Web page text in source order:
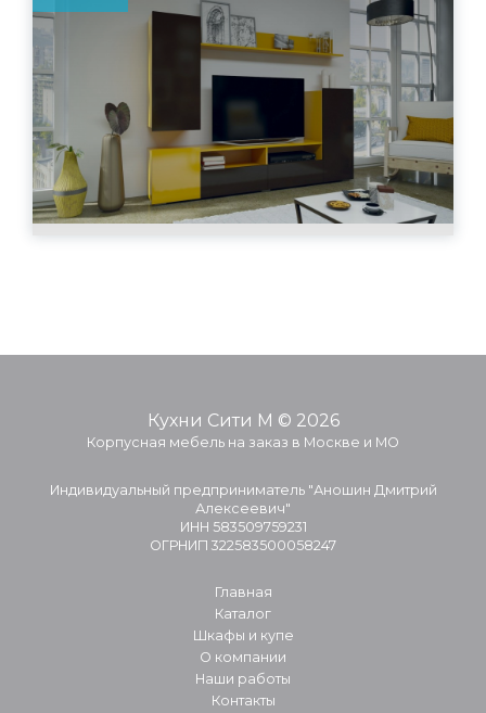
Кухни Сити М © 2026
Корпусная мебель на заказ в Москве и МО
Индивидуальный предприниматель "Аношин Дмитрий
Алексеевич"
ИНН 583509759231
ОГРНИП 322583500058247
Главная
Каталог
Шкафы и купе
О компании
Наши работы
Контакты